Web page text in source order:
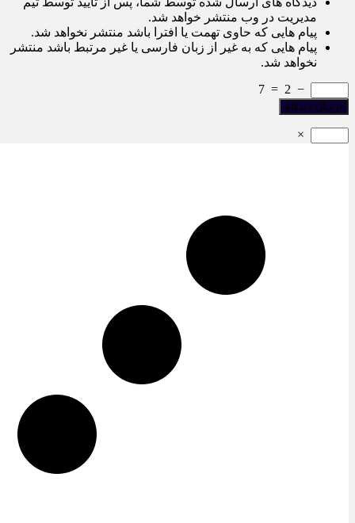
مدیریت در وب منتشر خواهد شد.
پیام هایی که حاوی تهمت یا افترا باشد منتشر نخواهد شد.
پیام هایی که به غیر از زبان فارسی یا غیر مرتبط باشد منتشر
نخواهد شد.
−
2
=
7
×